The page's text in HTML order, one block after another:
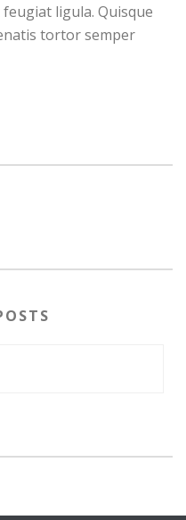
ligula. Quisque
tortor semper